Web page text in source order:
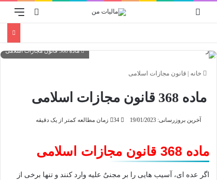
منو
جستجو
ماده 368 قانون مجازات اسلامی
خانه | قانون مجازات اسلامی
ماده 368 قانون مجازات اسلامی
آخرین بروزرسانی: 19/01/2023 زمان مطالعه کمتر از یک دقیقه
ماده 368 قانون مجازات اسلامی
اگر عده ای، آسیب هایی را بر مجنیٌ علیه وارد کنند و تنها برخی از